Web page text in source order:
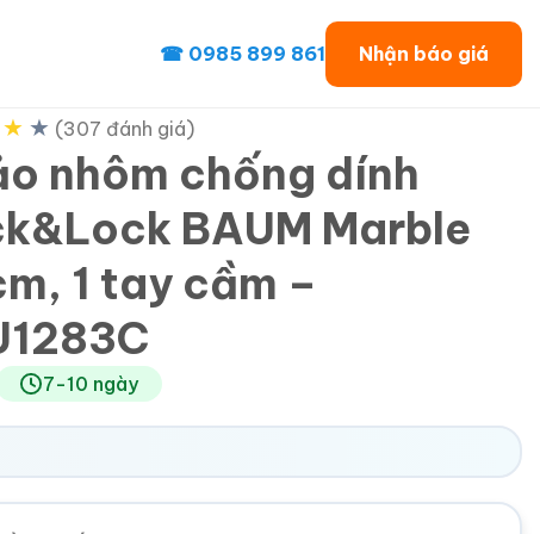
☎ 0985 899 861 Nhận báo giá
★ ★ (307 đánh giá)
nhôm chống dính
BAUM Marble
1 tay cầm –
7-10 ngày